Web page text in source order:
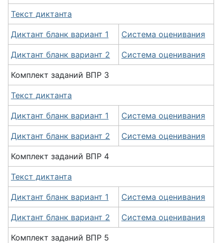
Текст диктанта
Диктант бланк вариант 1 Система оценивания
Диктант бланк вариант 2 Система оценивания
Комплект заданий ВПР 3
Текст диктанта
Диктант бланк вариант 1 Система оценивания
Диктант бланк вариант 2 Система оценивания
Комплект заданий ВПР 4
Текст диктанта
Диктант бланк вариант 1 Система оценивания
Диктант бланк вариант 2 Система оценивания
Комплект заданий ВПР 5